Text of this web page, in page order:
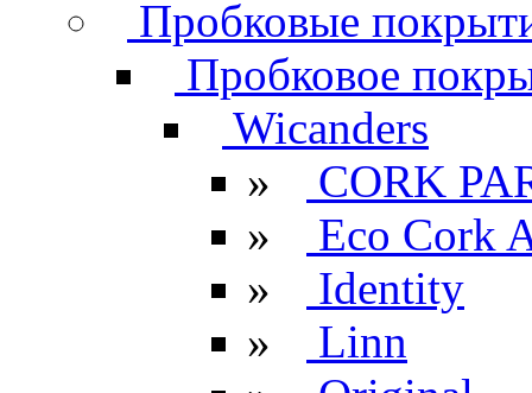
Пробковые
Пробковое
Wicanders
»
CORK
»
Eco Cork
»
Identity
»
Linn